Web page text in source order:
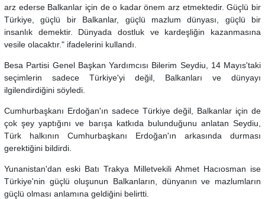
arz ederse Balkanlar için de o kadar önem arz etmektedir. Güçlü bir
Türkiye, güçlü bir Balkanlar, güçlü mazlum dünyası, güçlü bir
insanlık demektir. Dünyada dostluk ve kardeşliğin kazanmasına
vesile olacaktır." ifadelerini kullandı.
Besa Partisi Genel Başkan Yardımcısı Bilerim Seydiu, 14 Mayıs'taki
seçimlerin sadece Türkiye'yi değil, Balkanları ve dünyayı
ilgilendirdiğini söyledi.
Cumhurbaşkanı Erdoğan'ın sadece Türkiye değil, Balkanlar için de
çok şey yaptığını ve barışa katkıda bulunduğunu anlatan Seydiu,
Türk halkının Cumhurbaşkanı Erdoğan'ın arkasında durması
gerektiğini bildirdi.
Yunanistan'dan eski Batı Trakya Milletvekili Ahmet Hacıosman ise
Türkiye'nin güçlü oluşunun Balkanların, dünyanın ve mazlumların
güçlü olması anlamına geldiğini belirtti.